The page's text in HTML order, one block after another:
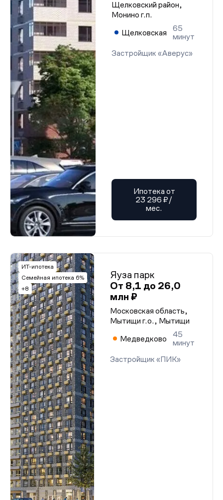
Щелковский район,
Монино г.п.
Щелковская
65
минут
Застройщик «Аверус»
Ипотека от
23 296 ₽/
мес.
ИТ-ипотека
Семейная ипотека 6%
+8
Яуза парк
От 8,1 до 26,0
млн ₽
Московская область,
Мытищи г.о., Мытищи
Медведково
45
минут
Застройщик «ПИК»